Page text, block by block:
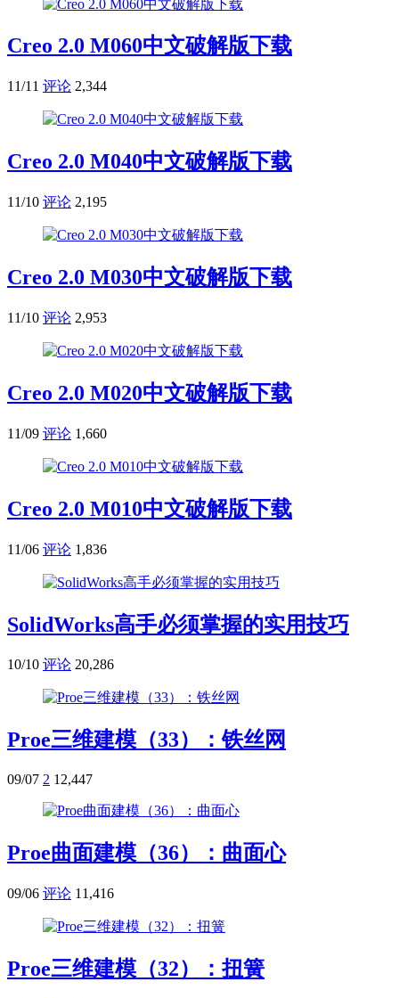
Creo 2.0 M060中文破解版下载
11/11 评论 2,344
Creo 2.0 M040中文破解版下载
11/10 评论 2,195
Creo 2.0 M030中文破解版下载
11/10 评论 2,953
Creo 2.0 M020中文破解版下载
11/09 评论 1,660
Creo 2.0 M010中文破解版下载
11/06 评论 1,836
SolidWorks高手必须掌握的实用技巧
10/10 评论 20,286
Proe三维建模（33）：铁丝网
09/07 2 12,447
Proe曲面建模（36）：曲面心
09/06 评论 11,416
Proe三维建模（32）：扭簧